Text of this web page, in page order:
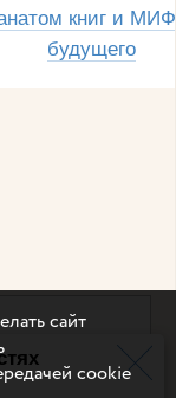
книг и
будущего
сайт
cookie